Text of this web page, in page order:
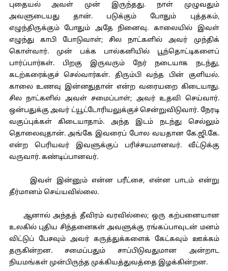
புதையல் அவள் முன் இருந்தது. நாள் முழுவதும்
அவளுடையது தான். படுக்கும் போதும் புத்தகம்,
எழுந்திருக்கும் போதும் அதே நினைவு. காலையில் இவள்
எழுந்து காபி போடுவாள்; சில நாட்களில் அவர் முந்திக்
கொள்வார். முன் பக்க பால்கனியில் பூந்தொட்டிகளைப்
பார்ப்பார்கள். பிறகு இருவரும் நேர் நடையாக நடந்து,
கடற்கரைக்குச் செல்வார்கள். திரும்பி வந்த பின் குளியல்.
காலை உணவு இன்னதுதான் என்ற வரையறை கிடையாது.
சில நாட்களில் அவள் சமைப்பாள்; அவர் உதவி செய்வார்.
ஒன்பதுக்கு அவர் ட்யூட்டோரியலுக்குச் சென்றுவிடுவார். நேரடி
வகுப்புக்கள் கிடையாதாம். அந்த இடம் நடந்து செல்லும்
தொலைவுதான். அங்கே இவரைப் போல வயதான கே.ஜி.கே.
என்ற பெரியவர் இவளுக்குப் பரிச்சயமானவர். வீட்டுக்கு
வருவார். கண்டிப்பானவர்.
இவள் இன்னும் என்ன பரீட்சை, என்ன பாடம் என்று
தீர்மானம் செய்யவில்லை.
ஆனால் அந்தத் தீவிரம் வரவில்லை; ஒரு கற்பனையான
உலகில் புதிய சிந்தனைகள் அவளுக்கு ரங்கப்பாவுடன் மனம்
விட்டுப் பேசவும் அவர் கருத்துக்களைக் கேட்கவும் ஊக்கம்
தருகின்றன. சமைப்பதும் சாப்பிடுவதுமான அன்றாட
நியமங்கள் முன்பிருந்த முக்கியத்துவத்தை இழக்கின்றன.